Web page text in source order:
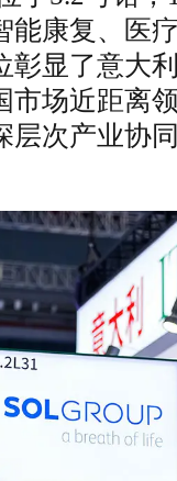
能康复、医
彰显了意大
市场近距离
层次产业协